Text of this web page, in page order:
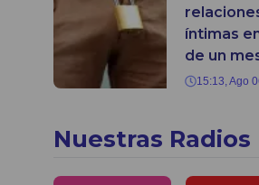
íntimas
de un
15:13, Ago
Nuestras Radios